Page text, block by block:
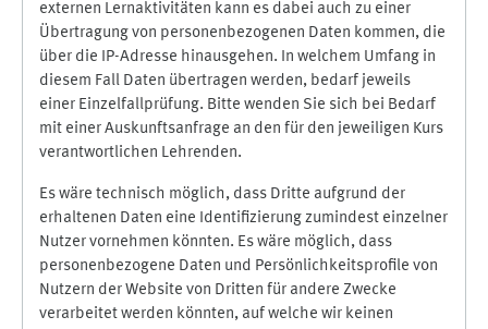
externen Lernaktivitäten kann es dabei auch zu einer
Übertragung von personenbezogenen Daten kommen, die
über die IP-Adresse hinausgehen. In welchem Umfang in
diesem Fall Daten übertragen werden, bedarf jeweils
einer Einzelfallprüfung. Bitte wenden Sie sich bei Bedarf
mit einer Auskunftsanfrage an den für den jeweiligen Kurs
verantwortlichen Lehrenden.
Es wäre technisch möglich, dass Dritte aufgrund der
erhaltenen Daten eine Identifizierung zumindest einzelner
Nutzer vornehmen könnten. Es wäre möglich, dass
personenbezogene Daten und Persönlichkeitsprofile von
Nutzern der Website von Dritten für andere Zwecke
verarbeitet werden könnten, auf welche wir keinen